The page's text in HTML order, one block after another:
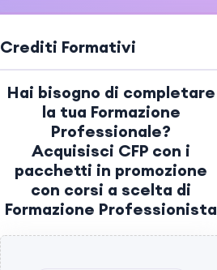
Crediti Formativi
Hai bisogno di completare
la tua Formazione
Professionale?
Acquisisci CFP con i
pacchetti in promozione
con corsi a scelta di
Formazione Professionista